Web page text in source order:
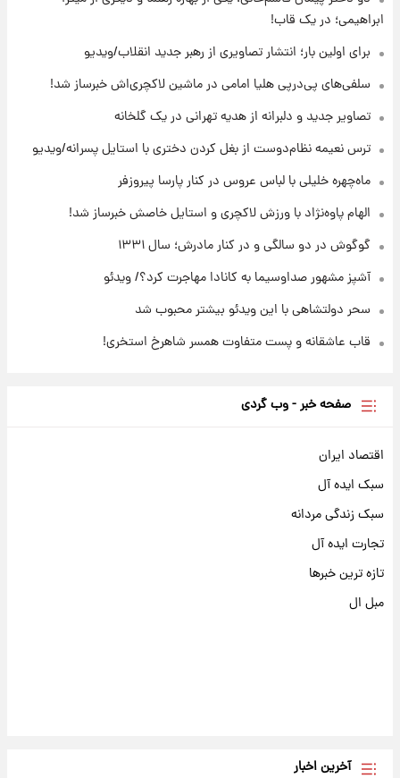
۱۸ ساعت پیش
با قدرتمندترین و بادوام ترین تانک جهان آشنا
شوید+ فیلم
۱۸ ساعت پیش
ابراهیمی؛ در یک قاب!
برای اولین بار؛ انتشار تصاویری از رهبر جدید انقلاب/ویدیو
سلفی‌های پی‌درپی هلیا امامی در ماشین لاکچری‌اش خبرساز شد!
تصاویر جدید و دلبرانه از هدیه تهرانی در یک گلخانه
ترس نعیمه نظام‌دوست از بغل کردن دختری با استایل پسرانه/ویدیو
ماه‌چهره خلیلی با لباس عروس در کنار پارسا پیروزفر
الهام پاوه‌نژاد با ورزش لاکچری و استایل خاصش خبرساز شد!
گوگوش در دو سالگی و در کنار مادرش؛ سال ۱۳۳۱
آشپز مشهور صداوسیما به کانادا مهاجرت کرد؟/ ویدئو
سحر دولتشاهی با این ویدئو بیشتر محبوب شد
قاب عاشقانه و پست متفاوت همسر شاهرخ استخری!
صفحه خبر - وب گردی
اقتصاد ایران
سبک ایده آل
سبک زندگی مردانه
تجارت ایده آل
تازه ترین خبرها
مبل ال
آخرین اخبار